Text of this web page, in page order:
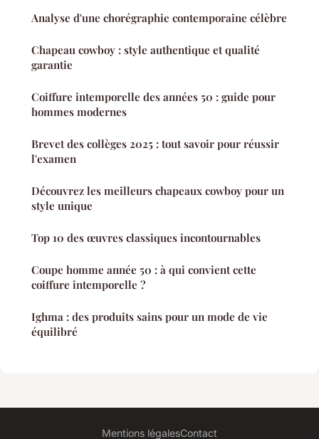
Analyse d'une chorégraphie contemporaine célèbre
Chapeau cowboy : style authentique et qualité
garantie
Coiffure intemporelle des années 50 : guide pour
hommes modernes
Brevet des collèges 2025 : tout savoir pour réussir
l'examen
Découvrez les meilleurs chapeaux cowboy pour un
style unique
Top 10 des œuvres classiques incontournables
Coupe homme année 50 : à qui convient cette
coiffure intemporelle ?
Ighma : des produits sains pour un mode de vie
équilibré
Mentions légalesContact